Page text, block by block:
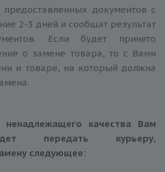
предоставленных документов с
2-3 дней и сообщат результат
Если будет принято
о замене товара, то с Вами
и товаре, на который должна
качества Вам
передать курьеру,
следующее: